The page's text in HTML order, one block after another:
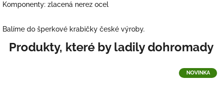
Komponenty: zlacená nerez ocel
Balíme do šperkové krabičky české výroby.
NOVINKA